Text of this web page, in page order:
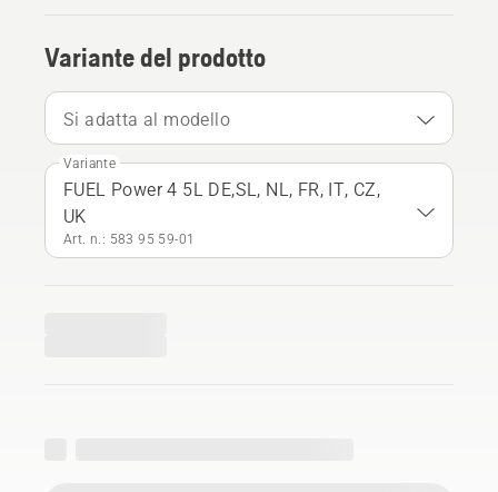
Variante del prodotto
Si adatta al modello
Variante
FUEL Power 4 5L DE,SL, NL, FR, IT, CZ,
UK
Art. n.: 583 95 59‑01